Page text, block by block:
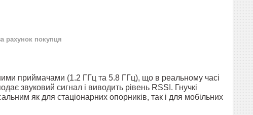
рахунок покупця
приймачами (1.2 ГГц та 5.8 ГГц), що в реальному часі
звуковий сигнал і виводить рівень RSSI. Гнучкі
як для стаціонарних опорників, так і для мобільних